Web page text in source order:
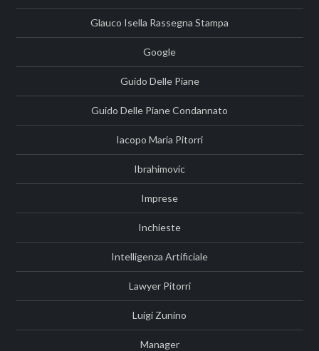
Glauco Isella Rassegna Stampa
Google
Guido Delle Piane
Guido Delle Piane Condannato
Iacopo Maria Pitorri
Ibrahimovic
Imprese
Inchieste
Intelligenza Artificiale
Lawyer Pitorri
Luigi Zunino
Manager